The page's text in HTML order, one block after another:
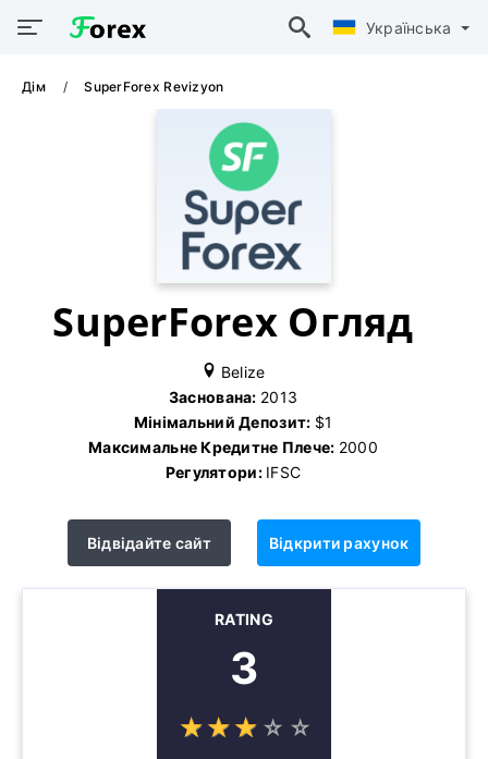
Українська
Дім SuperForex Revizyon
SuperForex Огляд
Belize
Заснована: 2013
Мінімальний Депозит: $1
Максимальне Кредитне Плече: 2000
Регулятори: IFSC
Відвідайте сайт Відкрити рахунок
RATING
3
☆☆☆ ☆ ☆
★★★ ★ ★